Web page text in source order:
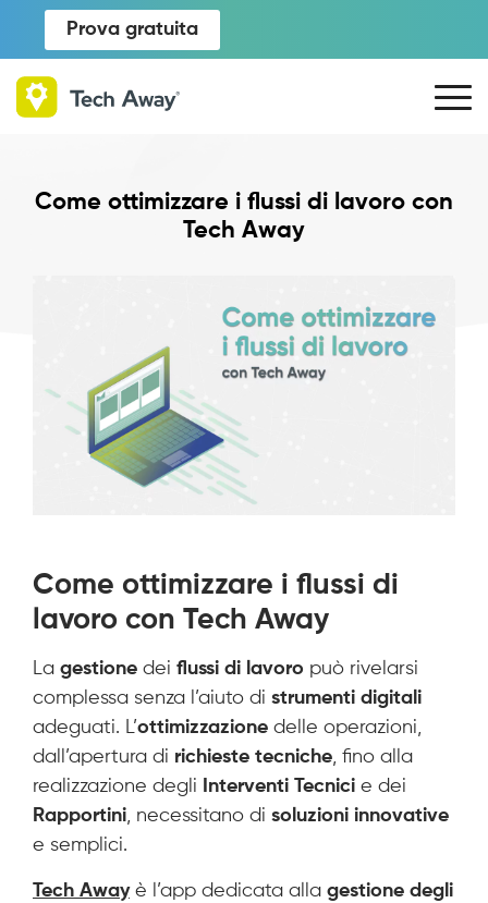
Prova gratuita
Come ottimizzare i flussi di lavoro con
Tech Away
Come ottimizzare i flussi di
lavoro con Tech Away
La gestione dei flussi di lavoro può rivelarsi
complessa senza l’aiuto di strumenti digitali
adeguati. L’ottimizzazione delle operazioni,
dall’apertura di richieste tecniche, fino alla
realizzazione degli
Interventi Tecnici e dei
Rapportini, necessitano di soluzioni innovative
e semplici.
Tech Away è l’app dedicata alla gestione degli